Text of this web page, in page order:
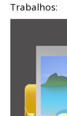
Trabalhos: